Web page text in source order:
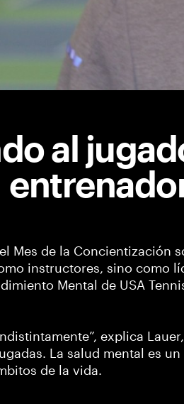
al
Mes de la Concientización
instructores, sino como
Mental de USA
explica
La salud mental es
de la vida.